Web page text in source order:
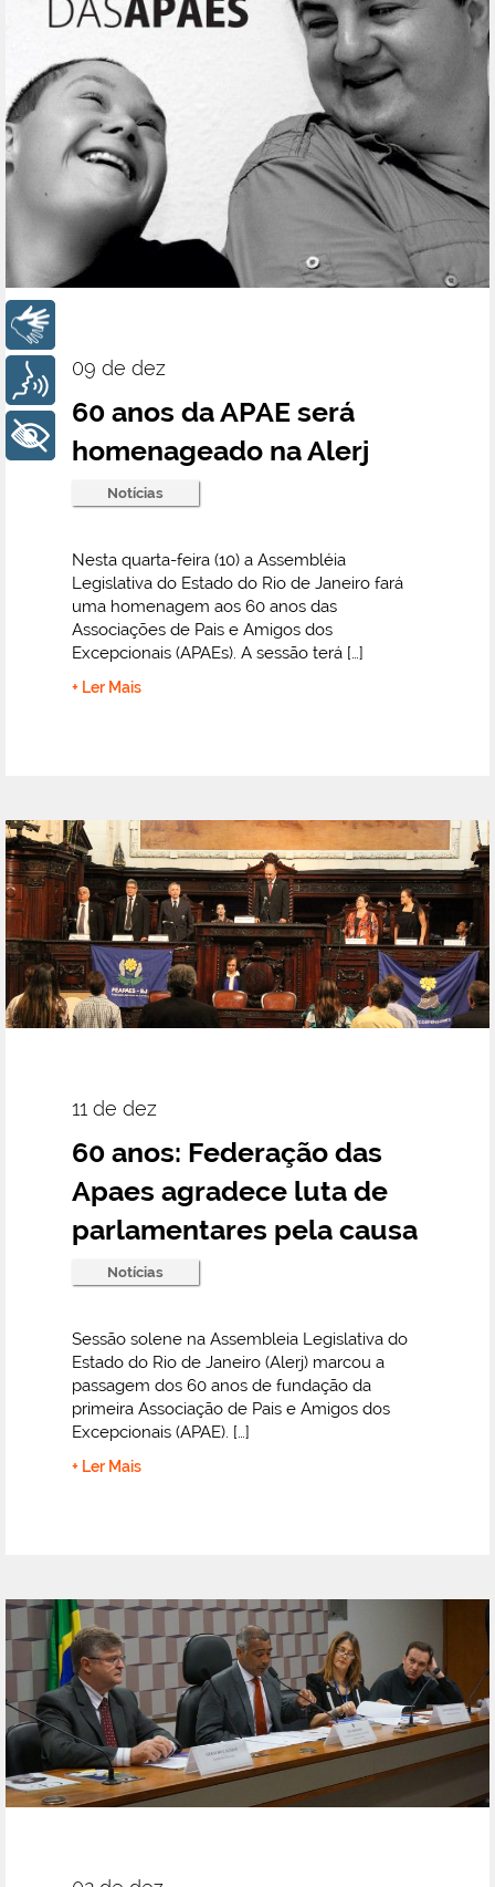
09 de dez
60 anos da APAE será
homenageado na Alerj
Notícias
Nesta quarta-feira (10) a Assembléia
Legislativa do Estado do Rio de Janeiro fará
uma homenagem aos 60 anos das
Associações de Pais e Amigos dos
Excepcionais (APAEs). A sessão terá […]
+ Ler Mais
11 de dez
60 anos: Federação das
Apaes agradece luta de
parlamentares pela causa
Notícias
Sessão solene na Assembleia Legislativa do
Estado do Rio de Janeiro (Alerj) marcou a
passagem dos 60 anos de fundação da
primeira Associação de Pais e Amigos dos
Excepcionais (APAE). […]
+ Ler Mais
Voz
+ Acessibilidade